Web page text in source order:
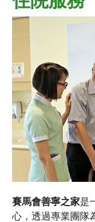
賽馬會善寧之家是
心，透過專業團隊